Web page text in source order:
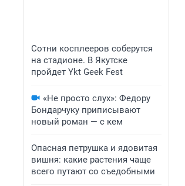
Сотни косплееров соберутся
на стадионе. В Якутске
пройдет Ykt Geek Fest
«Не просто слух»: Федору
Бондарчуку приписывают
новый роман — с кем
Опасная петрушка и ядовитая
вишня: какие растения чаще
всего путают со съедобными